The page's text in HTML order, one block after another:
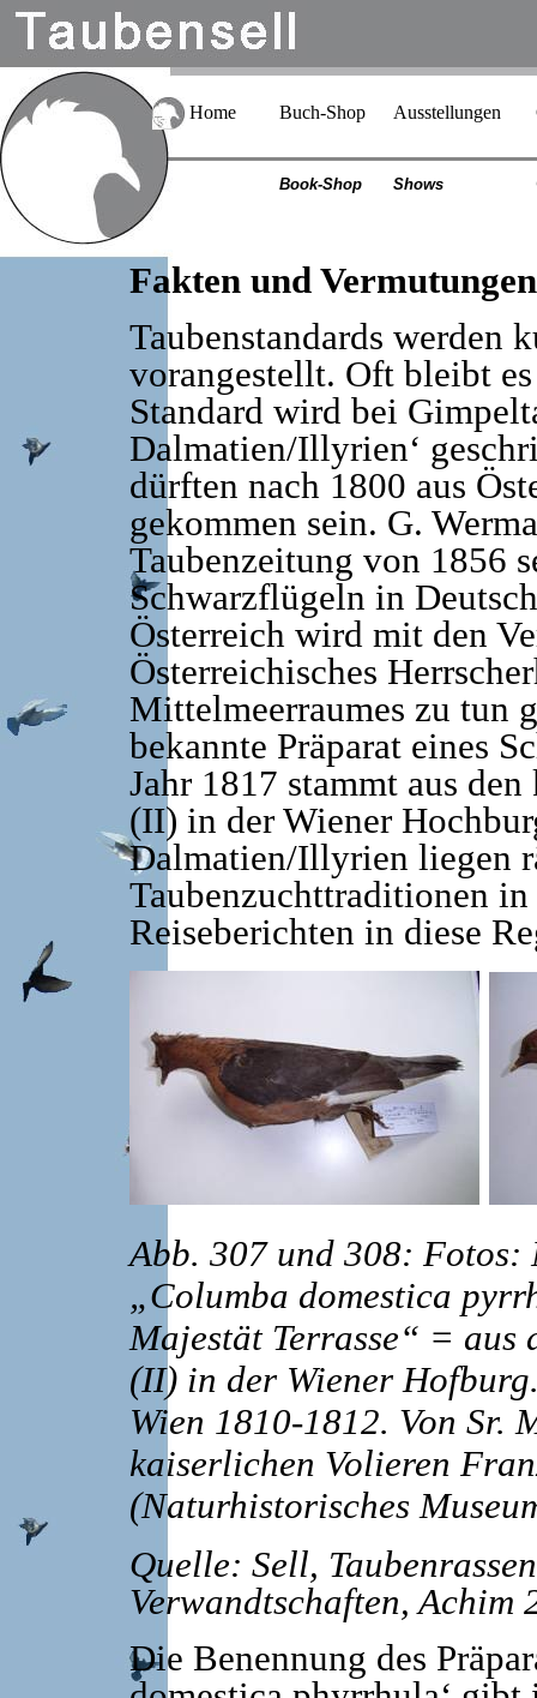
Home Buch-Shop Ausstellungen
Book-Shop Shows
Fakten und
Taubenstandards werden
vorangestellt. Oft bleibt
Standard wird bei
Dalmatien/Illyrien‘
dürften nach 1800 aus
gekommen sein. G.
Taubenzeitung von 1856
Schwarzflügeln in
Österreich wird mit den
Österreichisches
Mittelmeerraumes zu tun
bekannte Präparat eines
Jahr 1817 stammt aus
(II) in der Wiener
Dalmatien/Illyrien liegen
Taubenzuchttraditionen
Reiseberichten in diese
Abb. 307 und 308: Fotos:
„Columba domestica
Majestät Terrasse“ = aus
(II) in der Wiener
Wien 1810-1812. Von Sr.
kaiserlichen Volieren
(Naturhistorisches
Quelle: Sell,
Verwandtschaften, Achim
Die Benennung des